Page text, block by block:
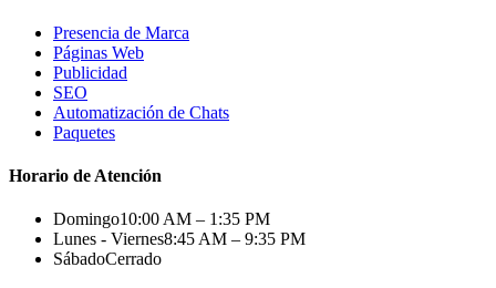
Presencia de Marca
Páginas Web
Publicidad
SEO
Automatización de Chats
Paquetes
Horario de Atención
Domingo10:00 AM – 1:35 PM
Lunes - Viernes8:45 AM – 9:35 PM
SábadoCerrado